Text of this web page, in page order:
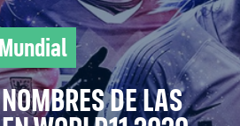
DE LAS